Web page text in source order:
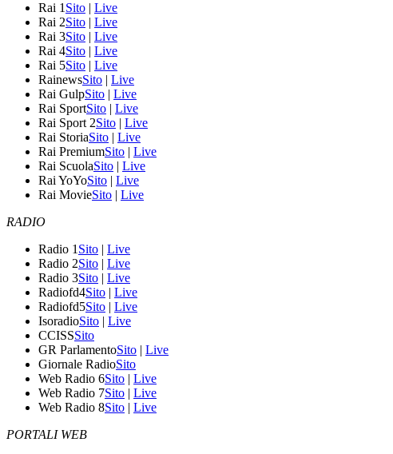
Rai 1 Sito | Live
Rai 2Sito | Live
Rai 3Sito | Live
Rai 4Sito | Live
Rai 5Sito | Live
RainewsSito | Live
Rai GulpSito | Live
Rai SportSito | Live
Rai Sport 2Sito | Live
Rai StoriaSito | Live
Rai PremiumSito | Live
Rai ScuolaSito | Live
Rai YoYoSito | Live
Rai MovieSito | Live
RADIO
Radio 1 Sito | Live
Radio 2Sito | Live
Radio 3Sito | Live
Radiofd4Sito | Live
Radiofd5Sito | Live
IsoradioSito | Live
CCISSSito
GR ParlamentoSito | Live
Giornale RadioSito
Web Radio 6Sito | Live
Web Radio 7Sito | Live
Web Radio 8Sito | Live
PORTALI WEB